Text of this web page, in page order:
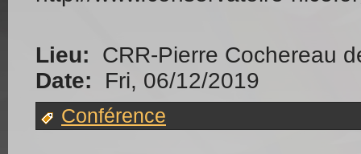
Lieu:
CRR-Pierre Cochereau
Date:
Fri, 06/12/2019
Conférence